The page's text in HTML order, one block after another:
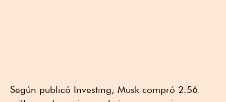
Según publicó Investing, Musk compró 2.56